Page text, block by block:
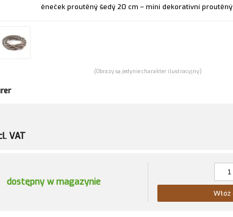
ěneček proutěný šedý 20 cm – mini dekorativní
(Obrazy są jedynie charakter ilustracyjny)
VAT
dostępny w magazynie